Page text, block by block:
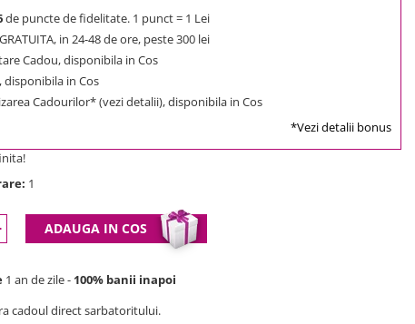
de puncte de fidelitate. 1 punct = 1 Lei
in 24-48 de ore, peste 300 lei
Cadou, disponibila in Cos
disponibila in Cos
Cadourilor* (vezi detalii), disponibila in Cos
*Vezi detalii bonus
1
ADAUGA IN COS
1 an de zile - 100% banii inapoi
cadoul direct sarbatoritului.